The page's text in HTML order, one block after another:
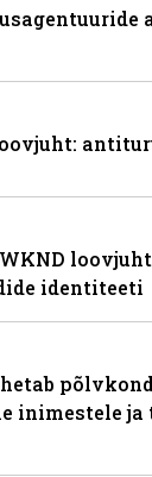
identiteeti
inimestele